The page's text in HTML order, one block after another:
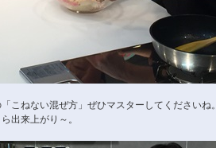
こねない混ぜ方」ぜひマスターしてくださいね。
出来上がり～。